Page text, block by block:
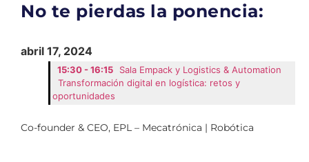
No te pierdas la ponencia:
abril 17, 2024
15:30 - 16:15
Sala Empack y Logistics & Automation
Transformación digital en logística: retos y
oportunidades
Co-founder & CEO, EPL – Mecatrónica | Robótica